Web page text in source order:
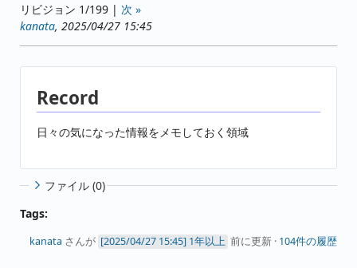
リビジョン 1/199 | 次 »
kanata, 2025/04/27 15:45
Record
日々の気になった情報をメモしておく領域
ファイル (0)
Tags:
kanata さんが 1年以上 前に更新 · 104件の履歴